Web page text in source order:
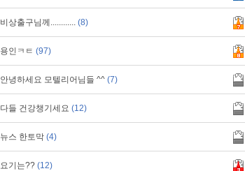
비상출구님께............ (8)
용인ㅋㅌ (97)
안녕하세요 모텔리어님들 ^^ (7)
다들 건강챙기세요 (12)
뉴스 한토막 (4)
요기는?? (12)